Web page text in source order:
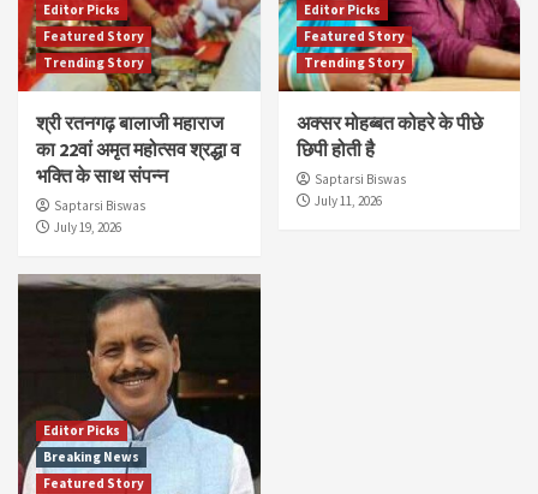
Editor Picks
Featured Story
Trending Story
श्री रतनगढ़ बालाजी महाराज
का 22वां अमृत महोत्सव श्रद्धा व
भक्ति के साथ संपन्न
Saptarsi Biswas
July 19, 2026
Editor Picks
Featured Story
Trending Story
अक्सर मोहब्बत कोहरे के पीछे
छिपी होती है
Saptarsi Biswas
July 11, 2026
Editor Picks
Breaking News
Featured Story